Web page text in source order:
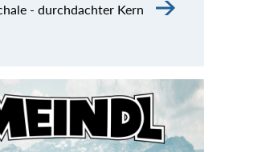
- durchdachter Kern